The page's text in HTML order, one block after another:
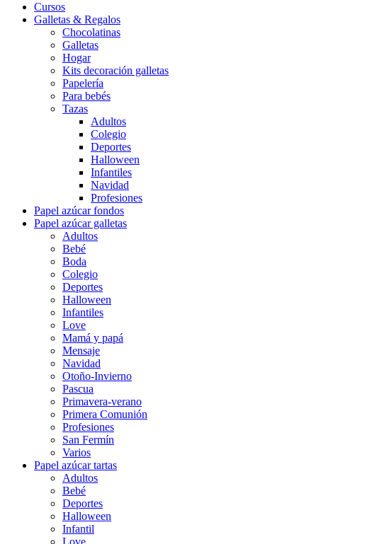
Cursos
Galletas & Regalos
Chocolatinas
Galletas
Hogar
Kits decoración galletas
Papelería
Para bebés
Tazas
Adultos
Colegio
Deportes
Halloween
Infantiles
Navidad
Profesiones
Papel azúcar fondos
Papel azúcar galletas
Adultos
Bebé
Boda
Colegio
Deportes
Halloween
Infantiles
Love
Mamá y papá
Mensaje
Navidad
Otoño-Invierno
Pascua
Primavera-verano
Primera Comunión
Profesiones
San Fermín
Varios
Papel azúcar tartas
Adultos
Bebé
Deportes
Halloween
Infantil
Love